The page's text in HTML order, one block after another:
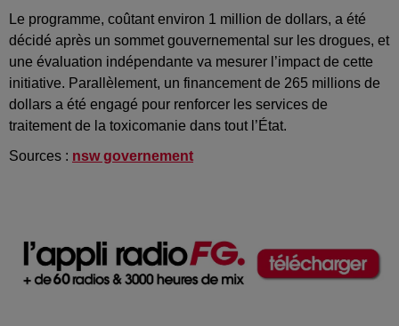
Le programme, coûtant environ 1 million de dollars, a été
décidé après un sommet gouvernemental sur les drogues, et
une évaluation indépendante va mesurer l’impact de cette
initiative. Parallèlement, un financement de 265 millions de
dollars a été engagé pour renforcer les services de
traitement de la toxicomanie dans tout l’État.
Sources : nsw governement